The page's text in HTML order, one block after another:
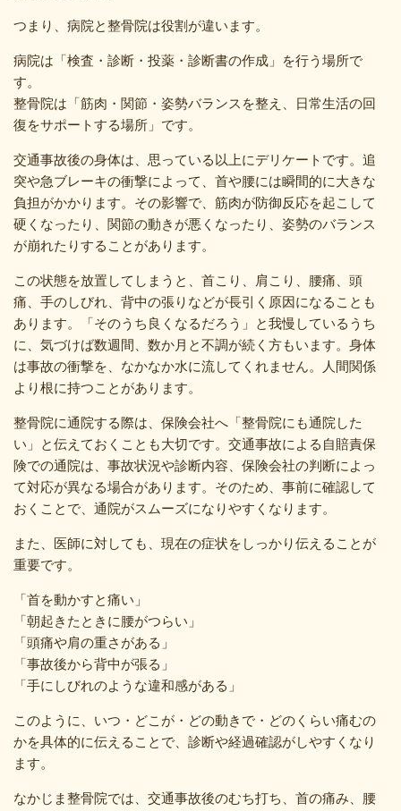
つまり、病院と整骨院は役割が違います。
病院は「検査・診断・投薬・診断書の作成」を行う場所で
す。
整骨院は「筋肉・関節・姿勢バランスを整え、日常生活の回
復をサポートする場所」です。
交通事故後の身体は、思っている以上にデリケートです。追
突や急ブレーキの衝撃によって、首や腰には瞬間的に大きな
負担がかかります。その影響で、筋肉が防御反応を起こして
硬くなったり、関節の動きが悪くなったり、姿勢のバランス
が崩れたりすることがあります。
この状態を放置してしまうと、首こり、肩こり、腰痛、頭
痛、手のしびれ、背中の張りなどが長引く原因になることも
あります。「そのうち良くなるだろう」と我慢しているうち
に、気づけば数週間、数か月と不調が続く方もいます。身体
は事故の衝撃を、なかなか水に流してくれません。人間関係
より根に持つことがあります。
整骨院に通院する際は、保険会社へ「整骨院にも通院した
い」と伝えておくことも大切です。交通事故による自賠責保
険での通院は、事故状況や診断内容、保険会社の判断によっ
て対応が異なる場合があります。そのため、事前に確認して
おくことで、通院がスムーズになりやすくなります。
また、医師に対しても、現在の症状をしっかり伝えることが
重要です。
「首を動かすと痛い」
「朝起きたときに腰がつらい」
「頭痛や肩の重さがある」
「事故後から背中が張る」
「手にしびれのような違和感がある」
このように、いつ・どこが・どの動きで・どのくらい痛むの
かを具体的に伝えることで、診断や経過確認がしやすくなり
ます。
なかじま整骨院では、交通事故後のむち打ち、首の痛み、腰